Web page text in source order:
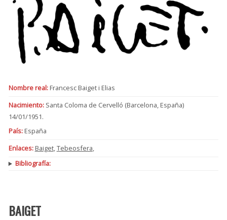
Nombre real:Francesc Baiget i Elias
Nacimiento:Santa Coloma de Cervelló (Barcelona, España)
14/01/1951.
País:España
Enlaces: Baiget,Tebeosfera,
Bibliografía:
BAIGET